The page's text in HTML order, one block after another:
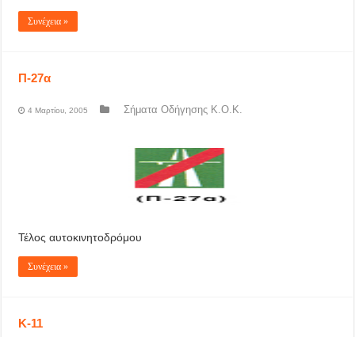
Συνέχεια »
Π-27α
4 Μαρτίου, 2005 Σήματα Οδήγησης Κ.Ο.Κ.
Τέλος αυτοκινητοδρόμου
Συνέχεια »
Κ-11